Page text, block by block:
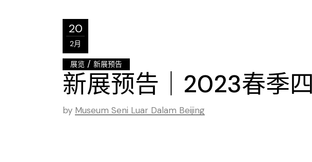
20
2月
展览 / 新展预告
新展预告｜2023春季
by Museum Seni Luar Dalam Beijing